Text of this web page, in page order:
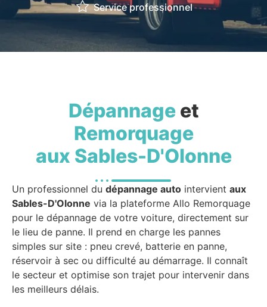
Service professionnel
Dépannageet
Remorquage
aux Sables-D'Olonne
Un professionnel du dépannage auto intervient aux
Sables-D'Olonne via la plateforme Allo Remorquage
pour le dépannage de votre voiture, directement sur
le lieu de panne. Il prend en charge les pannes
simples sur site : pneu crevé, batterie en panne,
réservoir à sec ou difficulté au démarrage. Il connaît
le secteur et optimise son trajet pour intervenir dans
les meilleurs délais.